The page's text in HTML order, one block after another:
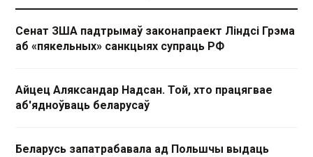
Сенат ЗША падтрымаў законапраект Ліндсі Грэма
аб «пякельных» санкцыях супраць РФ
Айцец Аляксандар Надсан. Той, хто працягвае
аб'ядноўваць беларусаў
Беларусь запатрабавала ад Польшчы выдаць